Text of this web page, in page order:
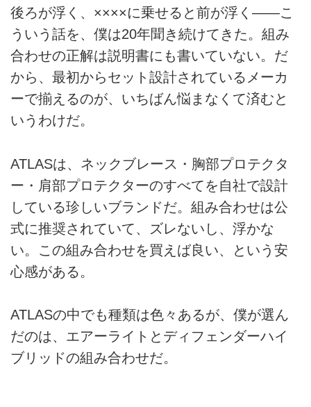
後ろが浮く、××××に乗せると前が浮く――こ
ういう話を、僕は20年聞き続けてきた。組み
合わせの正解は説明書にも書いていない。だ
から、最初からセット設計されているメーカ
ーで揃えるのが、いちばん悩まなくて済むと
いうわけだ。
ATLASは、ネックブレース・胸部プロテクタ
ー・肩部プロテクターのすべてを自社で設計
している珍しいブランドだ。組み合わせは公
式に推奨されていて、ズレないし、浮かな
い。この組み合わせを買えば良い、という安
心感がある。
ATLASの中でも種類は色々あるが、僕が選ん
だのは、エアーライトとディフェンダーハイ
ブリッドの組み合わせだ。